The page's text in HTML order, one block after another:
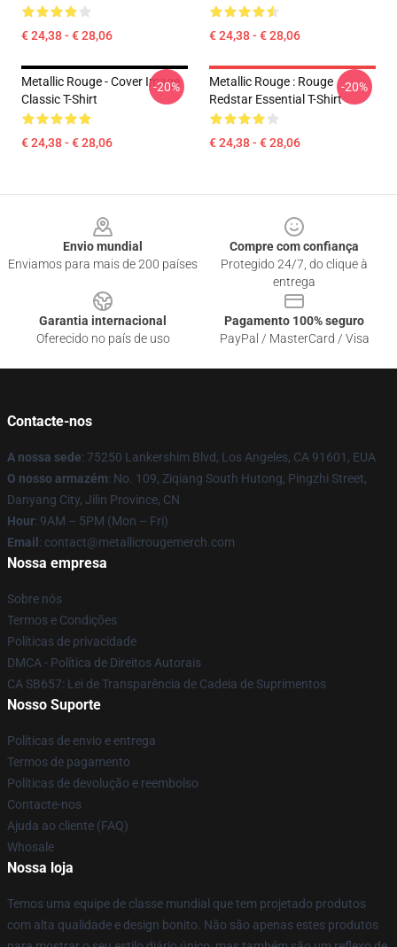
€ 24,38 - € 28,06 € 24,38 - € 28,06
Metallic Rouge - Cover Image
Classic T-Shirt
€ 24,38 - € 28,06
-20%
Metallic Rouge : Rouge
Redstar Essential T-Shirt
€ 24,38 - € 28,06
-20%
Envio mundial
Enviamos para mais de 200 países
Compre com confiança
Protegido 24/7, do clique à
entrega
Garantia internacional
Oferecido no país de uso
Pagamento 100% seguro
PayPal / MasterCard / Visa
Contacte-nos
A nossa sede: 75250 Lankershim Blvd, Los Angeles, CA 91601, EUA
O nosso armazém: No. 109, Ziqiang South Hutong, Pingzhi Street,
Danyang City, Jilin Province, CN
Hour: 9AM – 5PM (Mon – Fri)
Email : contact@metallicrougemerch.com
Nossa empresa
Sobre nós
Termos e Condições
Políticas de privacidade
DMCA - Política de Direitos Autorais
CA SB657: Lei de Transparência de Cadeia de Suprimentos
Nosso Suporte
Políticas de envio e entrega
Termos de pagamento
Políticas de devolução e reembolso
Contacte-nos
Ajuda ao cliente (FAQ)
Whosale
Nossa loja
Temos uma equipe de classe mundial que tem projetado produtos
com alta qualidade e design bonito. Não são apenas estes produtos